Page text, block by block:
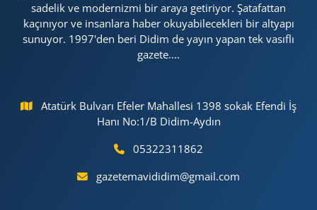
sadelik ve modernizmi bir araya getiriyor. Şatafattan
kaçınıyor ve insanlara haber okuyabilecekleri bir altyapı
sunuyor. 1997'den beri Didim de yayın yapan tek vasıflı
gazete....
Atatürk Bulvarı Efeler Mahallesi 1398 sokak Efendi İş
Hanı No:1/B Didim-Aydın
05322311862
gazetemavididim@gmail.com